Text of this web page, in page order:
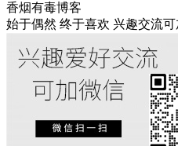
香烟有毒博客
始于偶然 终于喜欢 兴趣交流可